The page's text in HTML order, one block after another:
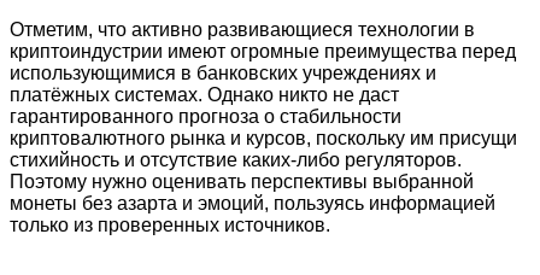
Отметим, что активно развивающиеся технологии в
криптоиндустрии имеют огромные преимущества перед
использующимися в банковских учреждениях и
платёжных системах. Однако никто не даст
гарантированного прогноза о стабильности
криптовалютного рынка и курсов, поскольку им присущи
стихийность и отсутствие каких-либо регуляторов.
Поэтому нужно оценивать перспективы выбранной
монеты без азарта и эмоций, пользуясь информацией
только из проверенных источников.